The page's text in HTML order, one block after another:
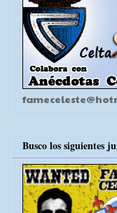
Busco los siguientes